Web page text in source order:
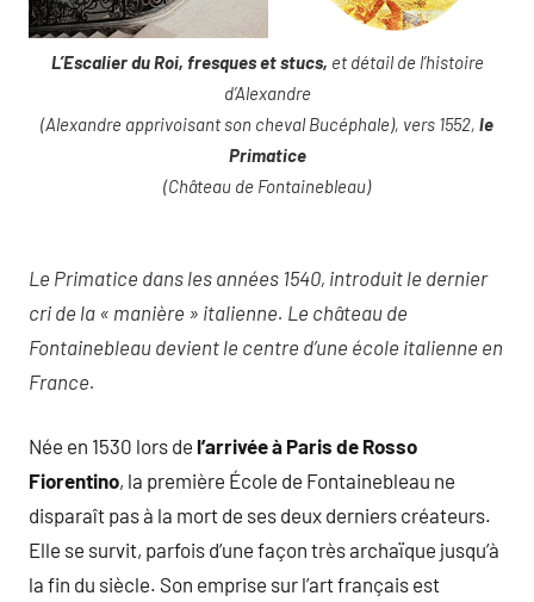
L’Escalier du Roi, fresques et stucs, et détail de l’histoire
d’Alexandre
(Alexandre apprivoisant son cheval Bucéphale), vers 1552, le
Primatice
(Château de Fontainebleau)
Le Primatice dans les années 1540, introduit le dernier
cri de la « manière » italienne. Le château de
Fontainebleau devient le centre d’une école italienne en
France.
Née en 1530 lors de l’arrivée à Paris de Rosso
Fiorentino, la première École de Fontainebleau ne
disparaît pas à la mort de ses deux derniers créateurs.
Elle se survit, parfois d’une façon très archaïque jusqu’à
la fin du siècle. Son emprise sur l’art français est